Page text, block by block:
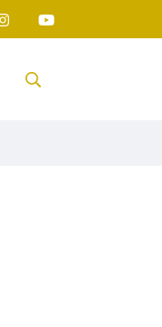
RECHERCHE